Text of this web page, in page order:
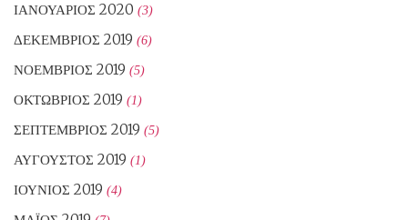
ΙΑΝΟΥΆΡΙΟΣ 2020 (3)
ΔΕΚΈΜΒΡΙΟΣ 2019 (6)
ΝΟΈΜΒΡΙΟΣ 2019 (5)
ΟΚΤΏΒΡΙΟΣ 2019 (1)
ΣΕΠΤΈΜΒΡΙΟΣ 2019 (5)
ΑΎΓΟΥΣΤΟΣ 2019 (1)
ΙΟΎΝΙΟΣ 2019 (4)